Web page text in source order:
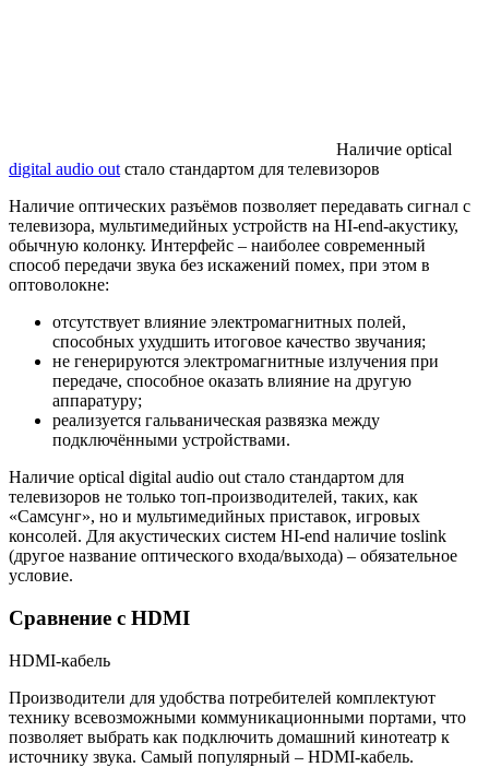
Наличие optical
digital audio out стало стандартом для телевизоров
Наличие оптических разъёмов позволяет передавать сигнал с
телевизора, мультимедийных устройств на HI-end-акустику,
обычную колонку. Интерфейс – наиболее современный
способ передачи звука без искажений помех, при этом в
оптоволокне:
отсутствует влияние электромагнитных полей,
способных ухудшить итоговое качество звучания;
не генерируются электромагнитные излучения при
передаче, способное оказать влияние на другую
аппаратуру;
реализуется гальваническая развязка между
подключёнными устройствами.
Наличие optical digital audio out стало стандартом для
телевизоров не только топ-производителей, таких, как
«Самсунг», но и мультимедийных приставок, игровых
консолей. Для акустических систем HI-end наличие toslink
(другое название оптического входа/выхода) – обязательное
условие.
Сравнение с HDMI
HDMI-кабель
Производители для удобства потребителей комплектуют
технику всевозможными коммуникационными портами, что
позволяет выбрать как подключить домашний кинотеатр к
источнику звука. Самый популярный – HDMI-кабель.